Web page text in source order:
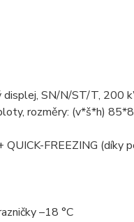
SN/N/ST/T, 200
rozměry: (v*š*h)
FREEZING (díky
–18 °C